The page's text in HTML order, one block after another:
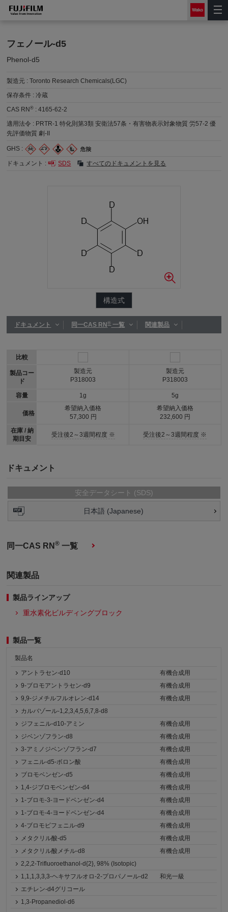
フェノール-d5
Phenol-d5
製造元 :Toronto Research Chemicals(LGC)
保存条件 :冷蔵
CAS RN® :4165-62-2
適用法令 : PRTR-1 特化則第3類 安衛法57条・有害物表示対象物質 労57-2 優
先評価物質 劇-II
GHS :
ドキュメント : SDS すべてのドキュメントを見る
構造式
ドキュメント 同一CAS RN®一覧 関連製品
比較
製品コー
ド
容量
価格
在庫 / 納
期目安
製造元
P318003
1g
希望納入価格
57,300 円
受注後2～3週間程度 ※
製造元
P318003
5g
希望納入価格
232,600 円
受注後2～3週間程度 ※
ドキュメント
安全データシート (SDS)
日本語 (Japanese)
同一CAS RN® 一覧
関連製品
製品ラインアップ
重水素化ビルディングブロック
製品一覧
製品名
アントラセン-d10
有機合成用
9-ブロモアントラセン-d9
有機合成用
9,9-ジメチルフルオレン-d14
有機合成用
カルバゾール-1,2,3,4,5,6,7,8-d8
ジフェニル-d10-アミン
有機合成用
ジベンゾフラン-d8
有機合成用
3-アミノジベンゾフラン-d7
有機合成用
フェニル-d5-ボロン酸
有機合成用
ブロモベンゼン-d5
有機合成用
1,4-ジブロモベンゼン-d4
有機合成用
1-ブロモ-3-ヨードベンゼン-d4
有機合成用
1-ブロモ-4-ヨードベンゼン-d4
有機合成用
4-ブロモビフェニル-d9
有機合成用
メタクリル酸-d5
有機合成用
メタクリル酸メチル-d8
有機合成用
2,2,2-Trifluoroethanol-d{2}, 98% (Isotopic)
1,1,1,3,3,3-ヘキサフルオロ-2-プロパノール-d2
和光一級
エチレン-d4グリコール
1,3-Propanediol-d6